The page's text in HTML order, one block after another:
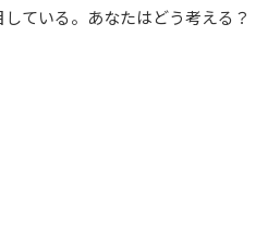
ている。あなたはどう考える？